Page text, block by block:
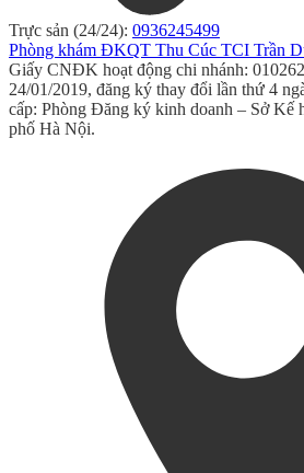
Trực sản (24/24): 0936245499
Phòng khám ĐKQT Thu Cúc TCI Trần
Giấy CNĐK hoạt động chi nhánh:
24/01/2019, đăng ký thay đổi lần thứ 4
cấp: Phòng Đăng ký kinh doanh – Sở Kế
phố Hà Nội.